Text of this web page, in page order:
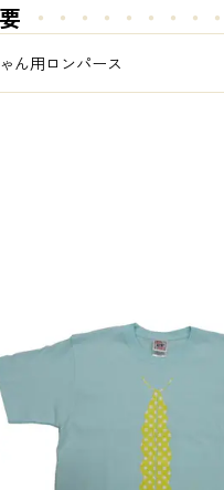
・・・・・ ・・・
ん用ロンパース